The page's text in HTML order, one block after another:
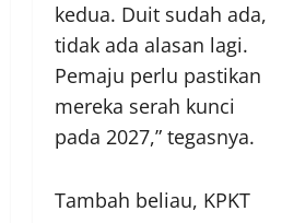
kedua. Duit sudah ada,
tidak ada alasan lagi.
Pemaju perlu pastikan
mereka serah kunci
pada 2027,” tegasnya.
Tambah beliau, KPKT